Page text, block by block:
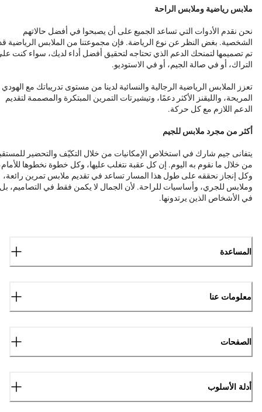
ملابس رياضية وملابس الراحة
نحن نقدم الأدوات التي تساعد الجميع على أن يصبحوا في أفضل حالاتهم
الشخصية. بغض النظر عن نوع الرياضة. فإن مجموعتنا من الملابس الرياضية
تم تصميمها لتمنحك الدعم الذي تحتاجه لتحقيق أفضل أداء لديك، سواء كنت
التراك، أو في صالة الجيم، أو في الاستوديو.
تعزز الملابس الرياضية الرجالية والنسائية لدينا من مستوى تدريباتك مع الهودي
المريحة، والليقنز الأكثر دعمًا، وتيشيرتات التمرين المبتكرة والمصممة لتقديم
الدعم اللازم مع كل حركة.
أكثر من مجرد ملابس للجيم
يتفانى جيم شارك في استخلاص الإمكانيات من خلال التكيّف والتحضير
من خلال ما نقوم به اليوم. إن كل عقبة نتغلب عليها، وكل خطوة نخطوها
وكل إنجاز نحققه على طول هذا المسار تساعد في تقديم ملابس تمرين رائعة،
وملابس للجري، وأساسيات للراحة. لأن الجمال لا يكمن فقط في التصاميم، بل
في الأشخاص الذين يرتدونها.
المساعدة
معلومات عنا
الصفحات
أدلة الأسلوب